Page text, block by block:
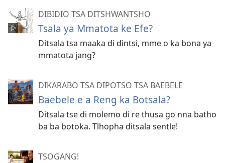
DIBIDIO TSA DITSHWANTSHO
Tsala ya Mmatota ke Efe?
Ditsala tsa maaka di dintsi, mme o ka bona ya
mmatota jang?
DIKARABO TSA DIPOTSO TSA BAEBELE
Baebele e a Reng ka Botsala?
Ditsala tse di molemo di re thusa go nna batho
ba ba botoka. Tlhopha ditsala sentle!
TSOGANG!